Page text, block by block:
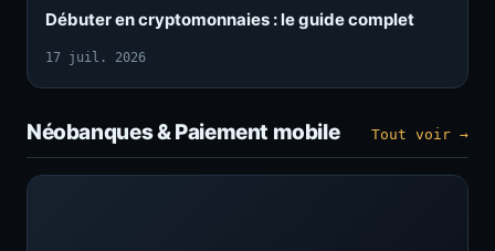
Débuter en cryptomonnaies : le guide complet
17 juil. 2026
Néobanques & Paiement mobile Tout voir →